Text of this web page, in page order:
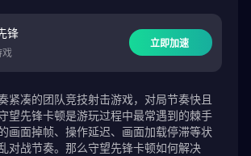
锋
戏
立即加速
紧凑的团队竞技射击游戏，对局节奏快且
望先锋卡顿是游玩过程中最常遇到的棘手
画面掉帧、操作延迟、画面加载停滞等状
对战节奏。那么守望先锋卡顿如何解决